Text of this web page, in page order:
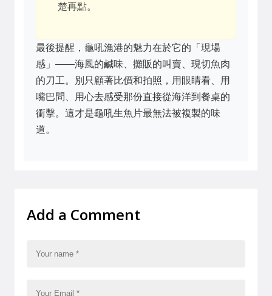
楚再點。
最後提醒，龜吼漁港的魅力在於它的「現場
感」——海風的鹹味、攤販的叫賣、現切魚肉
的刀工。別只顧著比價和拍照，用眼睛看、用
嘴巴問、用心去感受那份直接從海洋到餐桌的
衝擊。這才是龜吼生魚片最無法被複製的味
道。
Add a Comment